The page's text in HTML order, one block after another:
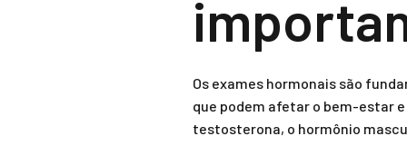
Os exames hormonais são
que podem afetar o bem-estar
testosterona, o hormônio